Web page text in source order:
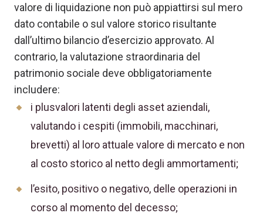
valore di liquidazione non può appiattirsi sul mero
dato contabile o sul valore storico risultante
dall’ultimo bilancio d’esercizio approvato. Al
contrario, la valutazione straordinaria del
patrimonio sociale deve obbligatoriamente
includere:
i plusvalori latenti degli asset aziendali,
valutando i cespiti (immobili, macchinari,
brevetti) al loro attuale valore di mercato e non
al costo storico al netto degli ammortamenti;
l’esito, positivo o negativo, delle operazioni in
corso al momento del decesso;